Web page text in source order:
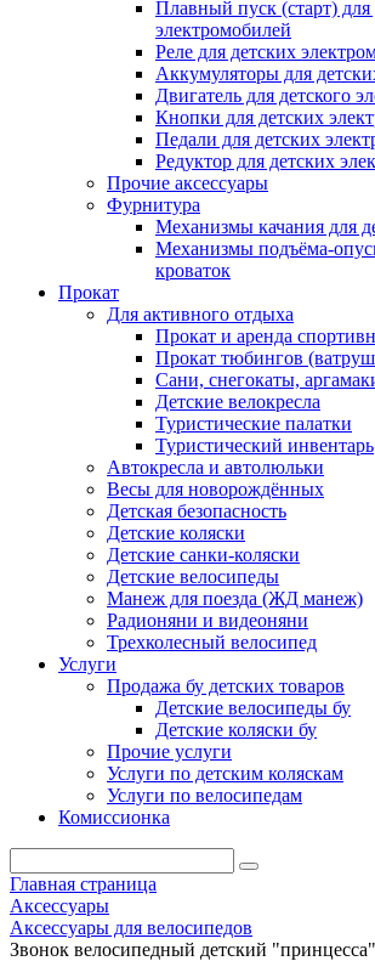
Плавный пуск (старт) для
электромобилей
Реле для детских
Аккумуляторы для
Двигатель для детского
Кнопки для детских
Педали для детских
Редуктор для детских
Прочие аксессуары
Фурнитура
Механизмы качания для
Механизмы подъёма-
кроваток
Прокат
Для активного отдыха
Прокат и аренда
Прокат тюбингов
Сани, снегокаты,
Детские велокресла
Туристические палатки
Туристический инвентарь
Автокресла и автолюльки
Весы для новорождённых
Детская безопасность
Детские коляски
Детские санки-коляски
Детские велосипеды
Манеж для поезда (ЖД манеж)
Радионяни и видеоняни
Трехколесный велосипед
Услуги
Продажа бу детских товаров
Детские велосипеды бу
Детские коляски бу
Прочие услуги
Услуги по детским коляскам
Услуги по велосипедам
Комиссионка
Главная страница
Аксессуары
Аксессуары для велосипедов
Звонок велосипедный детский "принцесса"